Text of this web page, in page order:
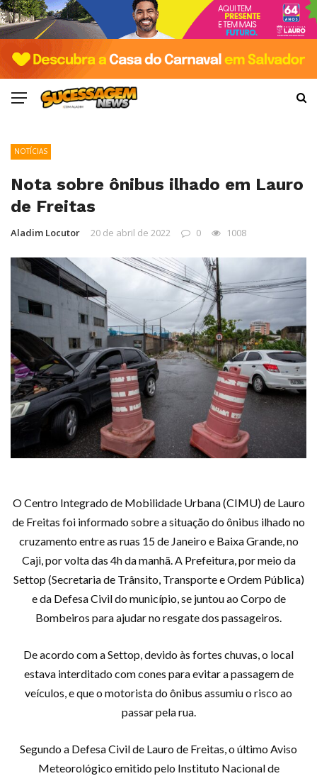
NOTÍCIAS
Nota sobre ônibus ilhado em Lauro
de Freitas
Aladim Locutor 20 de abril de 2022 0 1008
O Centro Integrado de Mobilidade Urbana (CIMU) de Lauro
de Freitas foi informado sobre a situação do ônibus ilhado no
cruzamento entre as ruas 15 de Janeiro e Baixa Grande, no
Caji, por volta das 4h da manhã. A Prefeitura, por meio da
Settop (Secretaria de Trânsito, Transporte e Ordem Pública)
e da Defesa Civil do município, se juntou ao Corpo de
Bombeiros para ajudar no resgate dos passageiros.
De acordo com a Settop, devido às fortes chuvas, o local
estava interditado com cones para evitar a passagem de
veículos, e que o motorista do ônibus assumiu o risco ao
passar pela rua.
Segundo a Defesa Civil de Lauro de Freitas, o último Aviso
Meteorológico emitido pelo Instituto Nacional de